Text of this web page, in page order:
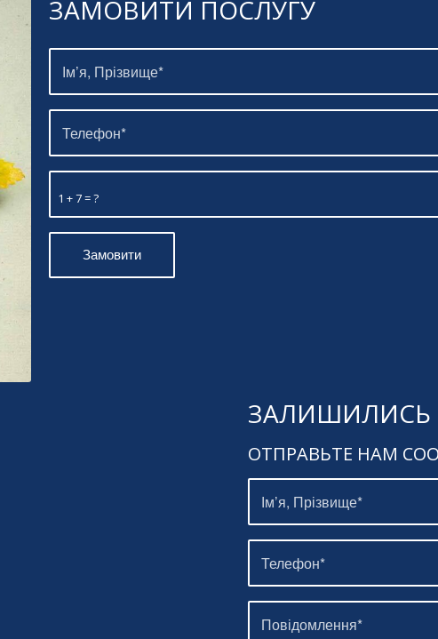
ЗАМОВИТИ ПОСЛУГУ
1 + 7 = ?
ЗАЛИШИЛИСЬ
ОТПРАВЬТЕ НАМ